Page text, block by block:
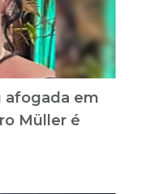
afogada em
Müller é